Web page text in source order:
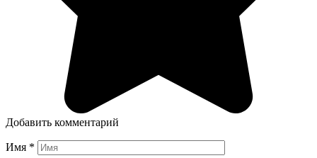
Добавить комментарий
Имя *